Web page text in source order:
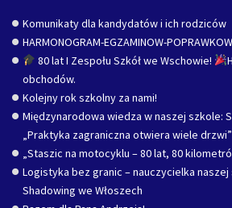
Komunikaty dla kandydatów i ich rodziców
HARMONOGRAM-EGZAMINOW-
80 lat I Zespołu Szkół we Wschowie!
obchodów.
Kolejny rok szkolny za nami!
Międzynarodowa wiedza w naszej szkole:
„Praktyka zagraniczna otwiera wiele drzwi”
„Staszic na motocyklu – 80 lat, 80
Logistyka bez granic – nauczycielka naszej
Shadowing we Włoszech